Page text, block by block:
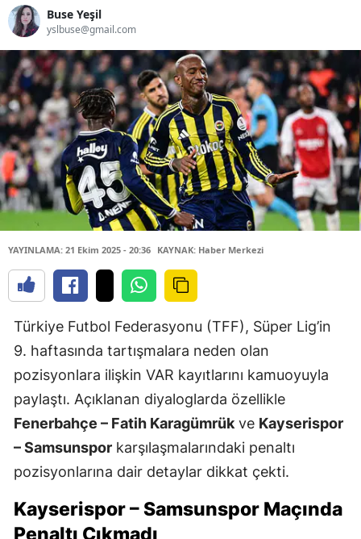
Buse Yeşil
yslbuse@gmail.com
YAYINLAMA: 21 Ekim 2025 - 20:36 KAYNAK: Haber Merkezi
Türkiye Futbol Federasyonu (TFF), Süper Lig’in
9. haftasında tartışmalara neden olan
pozisyonlara ilişkin VAR kayıtlarını kamuoyuyla
paylaştı. Açıklanan diyaloglarda özellikle
Fenerbahçe – Fatih Karagümrükve Kayserispor
– Samsunspor karşılaşmalarındaki penaltı
pozisyonlarına dair detaylar dikkat çekti.
Kayserispor – Samsunspor Maçında
Penaltı Çıkmadı